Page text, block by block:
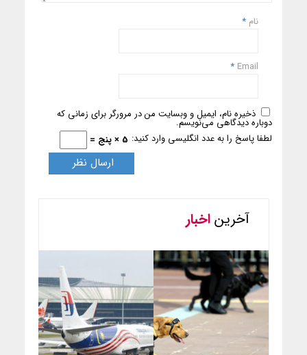
نام *
Email
*
ذخیره نام، ایمیل و وبسایت من در مرورگر برای زمانی که
دوباره دیدگاهی می‌نویسم.
لطفا پاسخ را به عدد انگلیسی وارد کنید: 5 × پنج =
آخریناخبار